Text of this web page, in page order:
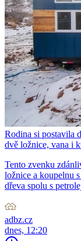
Rodina si postavila
dvě ložnice, vana i
Tento zvenku
ložnice a koupelnu
dřeva spolu s
adbz.cz
dnes, 12:20